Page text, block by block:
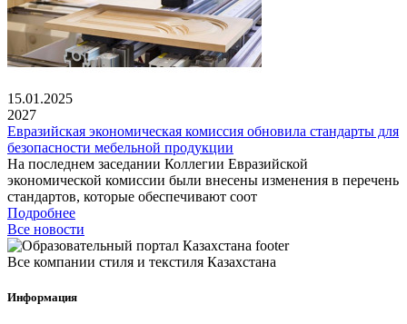
15.01.2025
2027
Евразийская экономическая комиссия обновила стандарты для
безопасности мебельной продукции
На последнем заседании Коллегии Евразийской
экономической комиссии были внесены изменения в перечень
стандартов, которые обеспечивают соот
Подробнее
Все новости
Все компании стиля и текстиля Казахстана
Информация